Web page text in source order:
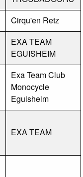
Cirqu'en Retz
EXA TEAM
EGUISHEIM
Exa Team Club
Monocycle
Eguisheim
EXA TEAM